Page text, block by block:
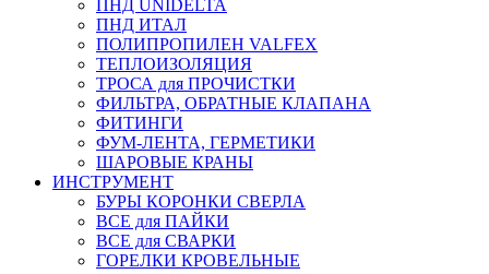
ПНД UNIDELTA
ПНД ИТАЛ
ПОЛИПРОПИЛЕН VALFEX
ТЕПЛОИЗОЛЯЦИЯ
ТРОСА для ПРОЧИСТКИ
ФИЛЬТРА, ОБРАТНЫЕ КЛАПАНА
ФИТИНГИ
ФУМ-ЛЕНТА, ГЕРМЕТИКИ
ШАРОВЫЕ КРАНЫ
ИНСТРУМЕНТ
БУРЫ КОРОНКИ СВЕРЛА
ВСЕ для ПАЙКИ
ВСЕ для СВАРКИ
ГОРЕЛКИ КРОВЕЛЬНЫЕ